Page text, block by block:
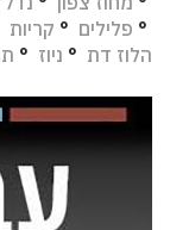
° פלילים ° קריות
הלוז דת ° ניוז °